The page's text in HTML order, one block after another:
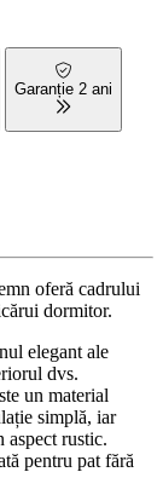
Garanție 2 ani
oferă cadrului
dormitor.
elegant ale
dvs.
un material
simplă, iar
rustic.
pentru pat fără